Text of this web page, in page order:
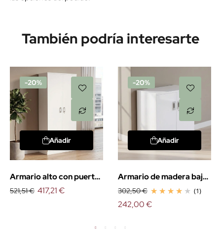
También podría interesarte
-20%
Añadir
Armario alto con puertas
4 estantes
521,51 € 417,21 €
-20%
Añadir
Armario de madera bajo
con puertas
302,50 € (1)
242,00 €